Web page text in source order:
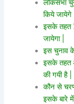
लोकसभा
किये जायेगे |
इसके तहत
जायेगा |
इस चुनाव
इसके तहत
की गयी है |
कौन से
इसके बारे